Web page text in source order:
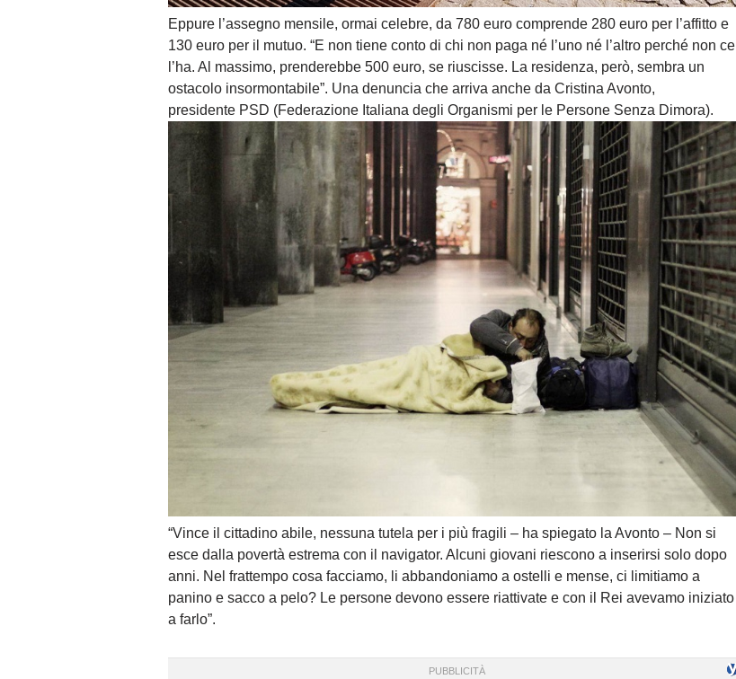
Eppure l’assegno mensile, ormai celebre, da 780 euro comprende 280 euro per l’affitto e
130 euro per il mutuo. “E non tiene conto di chi non paga né l’uno né l’altro perché non ce
l’ha. Al massimo, prenderebbe 500 euro, se riuscisse. La residenza, però, sembra un
ostacolo insormontabile”. Una denuncia che arriva anche da Cristina Avonto,
presidente PSD (Federazione Italiana degli Organismi per le Persone Senza Dimora).
“Vince il cittadino abile, nessuna tutela per i più fragili – ha spiegato la Avonto – Non si
esce dalla povertà estrema con il navigator. Alcuni giovani riescono a inserirsi solo dopo
anni. Nel frattempo cosa facciamo, li abbandoniamo a ostelli e mense, ci limitiamo a
panino e sacco a pelo? Le persone devono essere riattivate e con il Rei avevamo iniziato
a farlo”.